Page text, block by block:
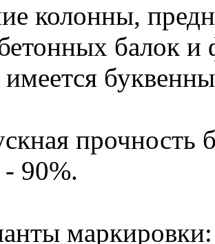
колонны,
балок и
имеется
прочность
90%.
маркировки: